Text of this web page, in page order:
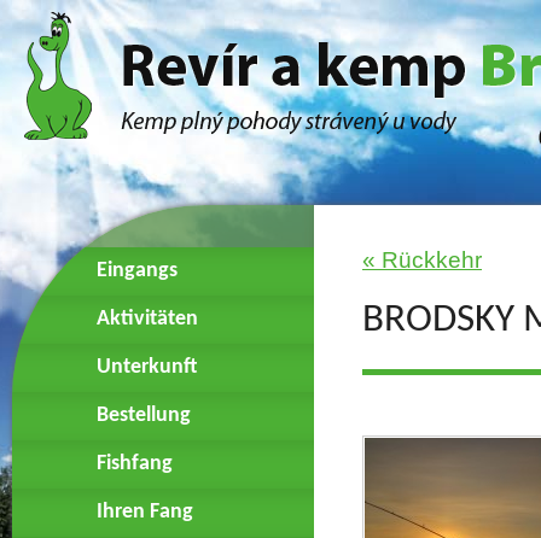
Eingangs
Aktivitäten
Unterkunft
Bestellung
Fishfang
Ihren Fang
« Rückkehr
BRODSKY